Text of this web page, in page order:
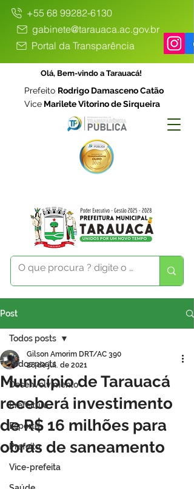
+55 68 99282-6130
gabinete@tarauaca.ac.gov.br
Portal da Transparência
Olá, Bem-vindo a Tarauacá!
Prefeito Rodrigo Damasceno Catão
Vice Marilete Vitorino de Sirqueira
Post
Todos posts
Desenvolvimento
Prefeitura
Esporte
Prefeito
Vice-prefeita
Todos posts
Município de Tarauacá
receberá investimento
de R$ 16 milhões para
obras de saneamento
Gilson Amorim DRT/AC 390
28 de jul. de 2021